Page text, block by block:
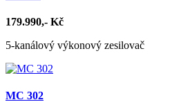
179.990,- Kč
5-kanálový výkonový zesilovač
MC 302